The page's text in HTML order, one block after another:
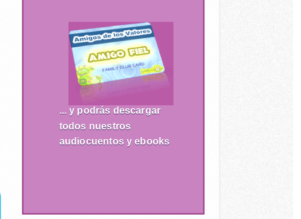
... y podrás descargar
todos nuestros
audiocuentos y ebooks